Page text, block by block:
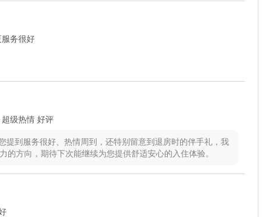
务很好
级热情 好评
提到服务很好、热情周到，还特别留意到退房时的伴手礼，我
的方向，期待下次能继续为您提供舒适安心的入住体验。